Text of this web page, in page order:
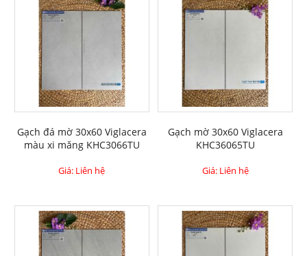
Gạch đá mờ 30x60 Viglacera
màu xi măng KHC3066TU
Giá: Liên hệ
Gạch mờ 30x60 Viglacera
KHC36065TU
Giá: Liên hệ